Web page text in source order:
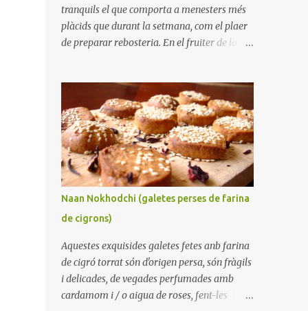
tranquils el que comporta a menesters més
plàcids que durant la setmana, com el plaer
de preparar rebosteria. En el fruiter de la
que a casa ens agradin bastant, no crec que
poguéssim haver-los menjat tots. Així, em
vaig disposar a preparar un pa de pessic de
plàtans. Sempre és benvingut tenir alguna
cosa dolça per apaivagar un antull, o
acompanyant un cafè per esmorzar o
berenar. La meva parella em va dir que
trobava a faltar els melindros que
preparava la seva mare ja que tenien la
particularitat que els plàtans estaven tallats
en trossets, i no aixafats i fets puré. Aquesta
tècnica té la particularitat que el pastís
queda més sucós i fa més difícil que es
Naan Nokhodchi (galetes perses de farina
de cigrons)
Aquestes exquisides galetes fetes anb farina
de cigró torrat són d'origen persa, són fràgils
i delicades, de vegades perfumades amb
cardamom i / o aigua de roses, fent-les